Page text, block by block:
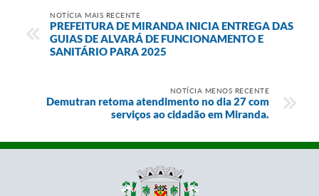
NOTÍCIA MAIS RECENTE
PREFEITURA DE MIRANDA INICIA ENTREGA DAS
GUIAS DE ALVARÁ DE FUNCIONAMENTO E
SANITÁRIO PARA 2025
NOTÍCIA MENOS RECENTE
Demutran retoma atendimento no dia 27 com
serviços ao cidadão em Miranda.